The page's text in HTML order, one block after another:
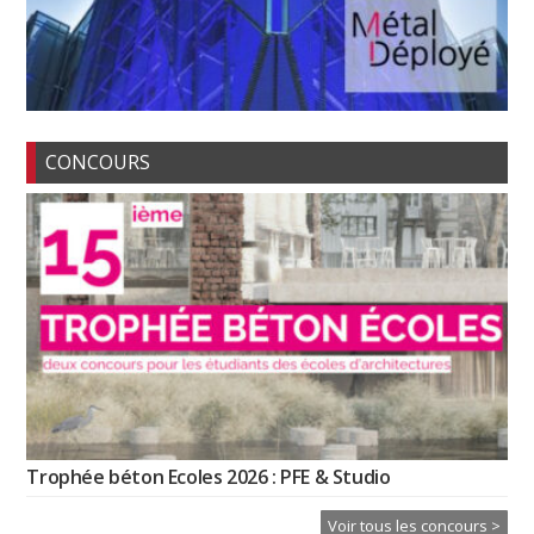
CONCOURS
Trophée béton Ecoles 2026 : PFE & Studio
Voir tous les concours >